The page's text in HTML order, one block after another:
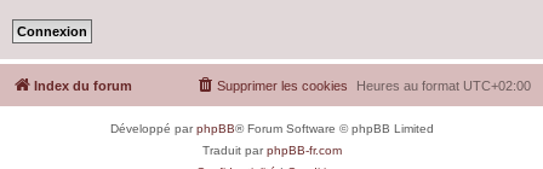
Index du forum Heures au format UTC+02:00
Supprimer les cookies
Développé parphpBB® Forum Software © phpBB Limited
Traduit parphpBB-fr.com